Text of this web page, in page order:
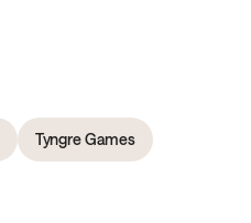
Tyngre Games